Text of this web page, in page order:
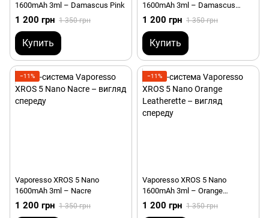
1600mAh 3ml – Damascus Pink
1 200 грн 1 350 грн
Купить
1600mAh 3ml – Damascus
Silver
1 200 грн 1 350 грн
Купить
−11%
Vaporesso XROS 5 Nano
1600mAh 3ml – Nacre
1 200 грн 1 350 грн
−11%
Vaporesso XROS 5 Nano
1600mAh 3ml – Orange
Leatherette
1 200 грн 1 350 грн